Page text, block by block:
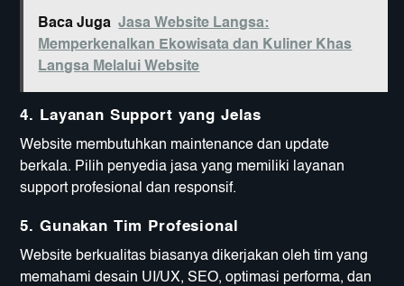
Baca Juga Jasa Website Langsa:
Memperkenalkan Ekowisata dan Kuliner Khas
Langsa Melalui Website
4. Layanan Support yang Jelas
Website membutuhkan maintenance dan update
berkala. Pilih penyedia jasa yang memiliki layanan
support profesional dan responsif.
5. Gunakan Tim Profesional
Website berkualitas biasanya dikerjakan oleh tim yang
memahami desain UI/UX, SEO, optimasi performa, dan